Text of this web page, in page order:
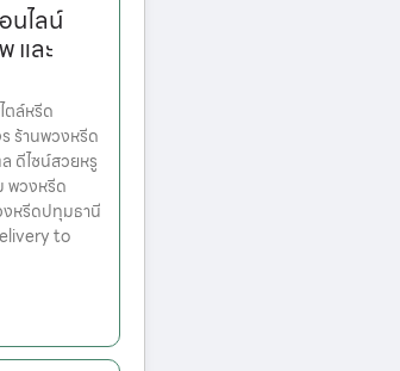
นไลน์
และ
ตล์หรีด
ร้านพวงหรีด
ดีไซน์สวยหรู
พวงหรีด
งหรีดปทุมธานี
to